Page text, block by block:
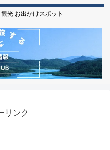
光 お出かけスポット
リンク